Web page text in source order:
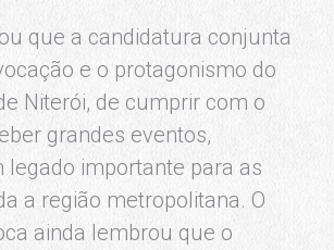
que a candidatura conjunta
e o protagonismo do
Niterói, de cumprir com o
grandes eventos,
legado importante para as
a região metropolitana. O
ainda lembrou que o